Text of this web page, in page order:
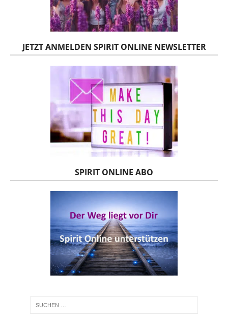
JETZT ANMELDEN SPIRIT ONLINE NEWSLETTER
SPIRIT ONLINE ABO